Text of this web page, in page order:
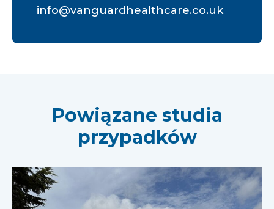
info@vanguardhealthcare.co.uk
Powiązane studia
przypadków